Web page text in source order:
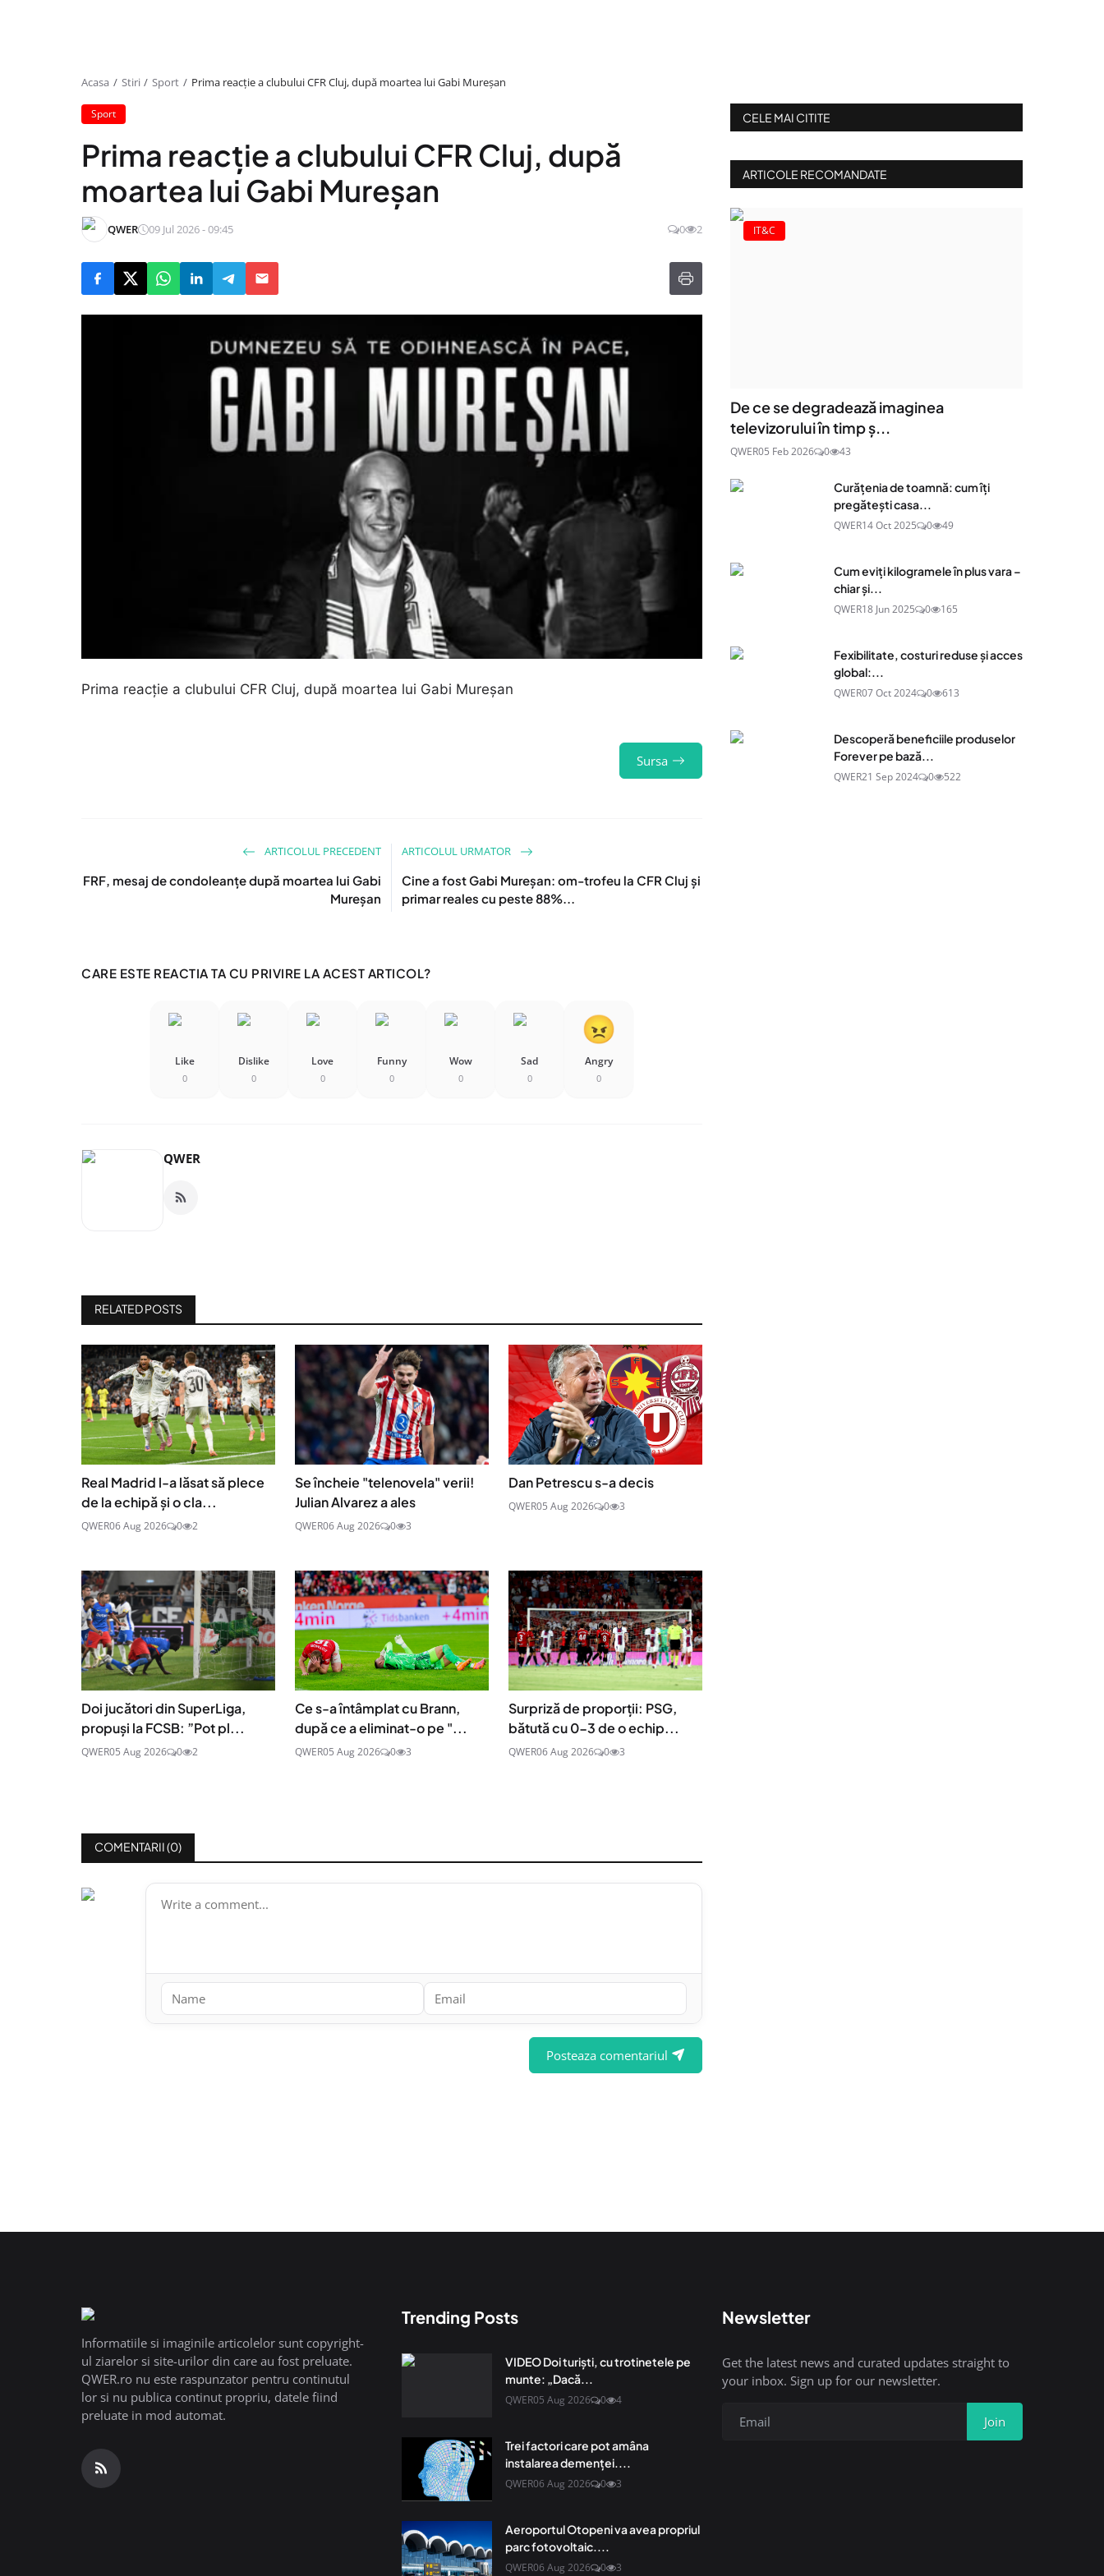
Acasa Stiri Sport Prima reacție a clubului CFR Cluj, după moartea lui Gabi Mureșan
Sport
Prima reacție a clubului CFR Cluj, după
moartea lui Gabi Mureșan
QWER 09 Jul 2026 - 09:45 0 2
Prima reacție a clubului CFR Cluj, după moartea lui Gabi Mureșan
Sursa
ARTICOLUL PRECEDENT
FRF, mesaj de condoleanțe după moartea lui Gabi
Mureșan
ARTICOLUL URMATOR
Cine a fost Gabi Mureșan: om-trofeu la CFR Cluj și
primar reales cu peste 88%...
CARE ESTE REACTIA TA CU PRIVIRE LA ACEST ARTICOL?
Like
0
Dislike
0
Love
0
Funny
0
Wow
0
Sad
0
Angry
0
QWER
RELATED POSTS
Real Madrid l-a lăsat să plece
de la echipă și o cla...
QWER06 Aug 2026 0 2
Se încheie "telenovela" verii!
Julian Alvarez a ales
QWER06 Aug 2026 0 3
Dan Petrescu s-a decis
QWER05 Aug 2026 0 3
Doi jucători din SuperLiga,
propuși la FCSB: ”Pot pl...
QWER05 Aug 2026 0 2
Ce s-a întâmplat cu Brann,
după ce a eliminat-o pe "...
QWER05 Aug 2026 0 3
Surpriză de proporții: PSG,
bătută cu 0-3 de o echip...
QWER06 Aug 2026 0 3
COMENTARII (0)
Posteaza comentariul
CELE MAI CITITE
ARTICOLE RECOMANDATE
IT&C
De ce se degradează imaginea
televizorului în timp ș...
QWER05 Feb 2026 0 43
Curățenia de toamnă: cum îți
pregătești casa...
QWER14 Oct 2025 0 49
Cum eviți kilogramele în plus vara –
chiar și...
QWER18 Jun 2025 0 165
Fexibilitate, costuri reduse și acces
global:...
QWER07 Oct 2024 0 613
Descoperă beneficiile produselor
Forever pe bază...
QWER21 Sep 2024 0 522
Informatiile si imaginile articolelor sunt copyright-
ul ziarelor si site-urilor din care au fost preluate.
QWER.ro nu este raspunzator pentru continutul
lor si nu publica continut propriu, datele fiind
preluate in mod automat.
Trending Posts
VIDEO Doi turiști, cu trotinetele pe
munte: „Dacă...
QWER05 Aug 2026 0 4
Trei factori care pot amâna
instalarea demenţei....
QWER06 Aug 2026 0 3
Aeroportul Otopeni va avea propriul
parc fotovoltaic....
QWER06 Aug 2026 0 3
Newsletter
Get the latest news and curated updates straight to
your inbox. Sign up for our newsletter.
Join